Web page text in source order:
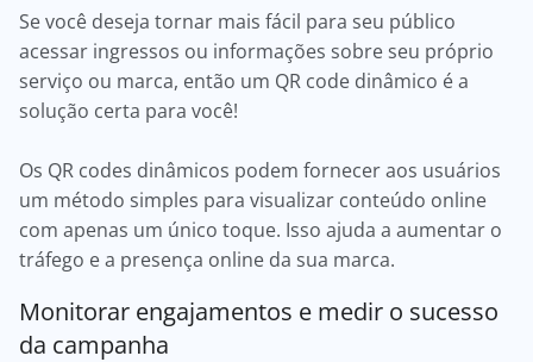
Se você deseja tornar mais fácil para seu público
acessar ingressos ou informações sobre seu próprio
serviço ou marca, então um QR code dinâmico é a
solução certa para você!
Os QR codes dinâmicos podem fornecer aos usuários
um método simples para visualizar conteúdo online
com apenas um único toque. Isso ajuda a aumentar o
tráfego e a presença online da sua marca.
Monitorar engajamentos e medir o sucesso
da campanha